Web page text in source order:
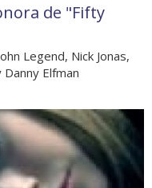
de "Fifty
Legend, Nick Jonas,
Danny Elfman